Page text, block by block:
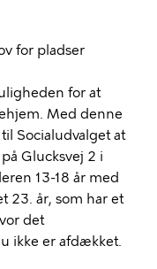
for pladser
for at
Med denne
Socialudvalget at
Glucksvej 2 i
13-18 år med
23. år, som har et
det
ikke er afdækket.